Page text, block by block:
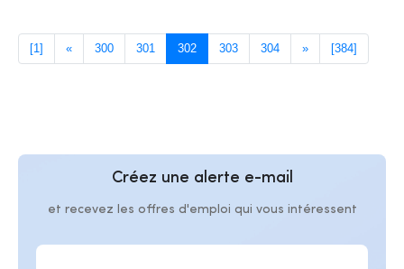
[1] « 300 301 302 303 304 » [384]
Créez une alerte e-mail
et recevez les offres d'emploi qui vous intéressent